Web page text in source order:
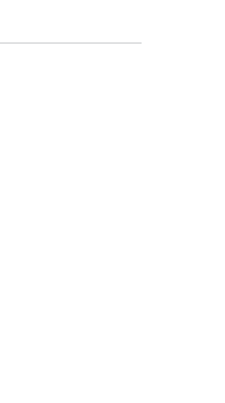
und bei